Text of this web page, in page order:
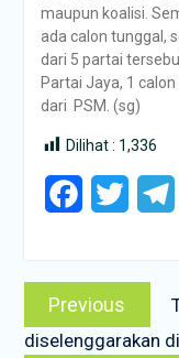
maupun koalisi.
ada calon tunggal,
dari 5 partai
Partai Jaya, 1
dari PSM. (sg)
Dilihat : 1,336
Facebook
Twitter
Post
navigation
Previous
diselenggarakan